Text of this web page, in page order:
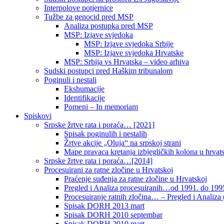
Interpolove potjernice
Tužbe za genocid pred MSP
Analiza postupka pred MSP
MSP: Izjave svjedoka
MSP: Izjave svjedoka Srbije
MSP: Izjave svjedoka Hrvatske
MSP: Srbija vs Hrvatska – video arhiva
Sudski postupci pred Haškim tribunalom
Poginuli i nestali
Ekshumacije
Identifikacije
Pomeni – In memoriam
Spiskovi
Srpske žrtve rata i poraća… [2021]
Spisak poginulih i nestalih
Žrtve akcije „Oluja“ na srpskoj strani
Mape pravaca kretanja izbjegličkih kolona u
Srpske žrtve rata i poraća…[2014]
Procesuirani za ratne zločine u Hrvatskoj
Praćenje suđenja za ratne zločine u Hrvatskoj
Pregled i Analiza procesuiranih…od 1991. do
Procesuiranje ratnih zločina… – Pregled i Analiza
Spisak DORH 2013 mart
Spisak DORH 2010 septembar